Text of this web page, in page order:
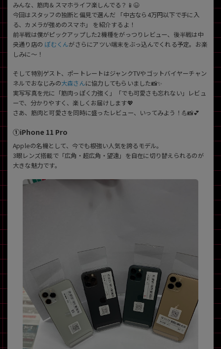
みんな、筋肉＆スマホライフ楽しんでる？📱😆
今回はスタッフの独断と偏見で選んだ 「中古なら4万円以下で手に入
る、カメラが強めのスマホ」 を紹介するよ！
前半戦は僕がピックアップした2機種をがっつりレビュー、後半戦は中
央通り店の ぽむくんがさらにアツい端末をぶっ込んでくれる予定。お楽
しみに〜！
そして特別ゲスト、ポートレートはジャンクTVやゴットバイヤーチャン
ネルでおなじみの大森さんに協力してもらいました📸✨
実写写真を元に「筋肉っぽく力強く」「でも可愛さも忘れない」レビュ
ーで、分かりやすく、楽しくお届けします💖
さあ、筋肉と可愛さを同時に盛ったレビュー、いってみよう！💪📸💕
①iPhone 11 Pro
Appleの名機として、今でも根強い人気を誇るモデル。
3眼レンズ搭載で「広角・超広角・望遠」を自在に切り替えられるのが
大きな魅力です。